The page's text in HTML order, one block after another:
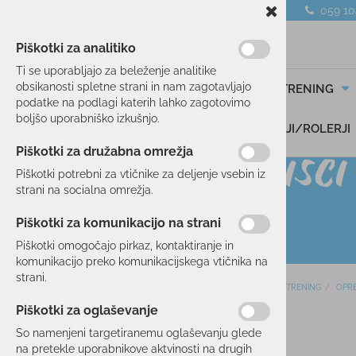
059
SMUČANJE TEK/TRENING
DARILNI BONI SKIROJI/ROLERJI
TEK/TRENING
TEK/TRENING
50 %
Piškotki za analitiko
Ti se uporabljajo za beleženje analitike
obsikanosti spletne strani in nam zagotavljajo
podatke na podlagi katerih lahko zagotovimo
boljšo uporabniško izkušnjo.
Piškotki za družabna omrežja
Piškotki potrebni za vtičnike za deljenje vsebin iz
strani na socialna omrežja.
Piškotki za komunikacijo na strani
Piškotki omogočajo pirkaz, kontaktiranje in
komunikacijo preko komunikacijskega vtičnika na
strani.
Piškotki za oglaševanje
So namenjeni targetiranemu oglaševanju glede
na pretekle uporabnikove aktvinosti na drugih